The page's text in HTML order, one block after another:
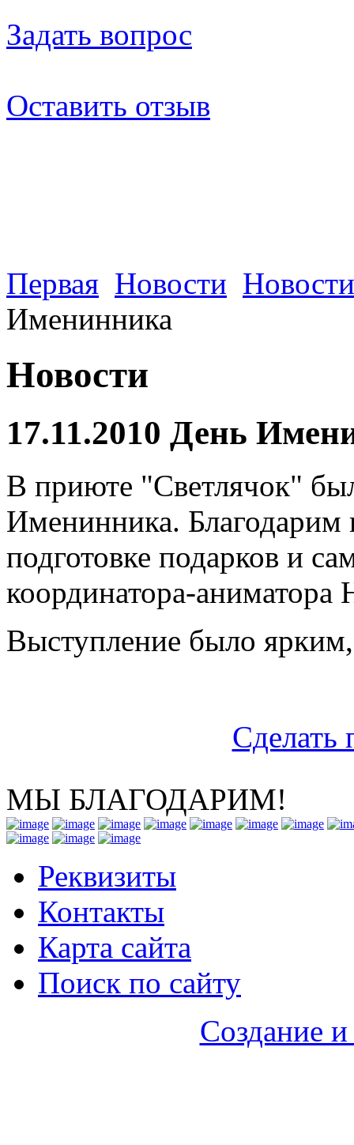
Задать вопрос
Оставить отзыв
Первая Новости
Именинника
Новости
17.11.2010 День
В приюте "Светлячок"
Именинника. Благодарим
подготовке подарков и
координатора-аниматора
Выступление было
Сделать
МЫ БЛАГОДАРИМ!
Реквизиты
Контакты
Карта сайта
Поиск по сайту
Создание